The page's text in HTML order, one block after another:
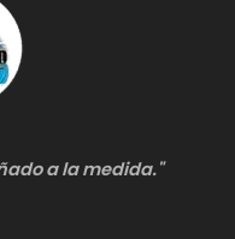
a la medida."